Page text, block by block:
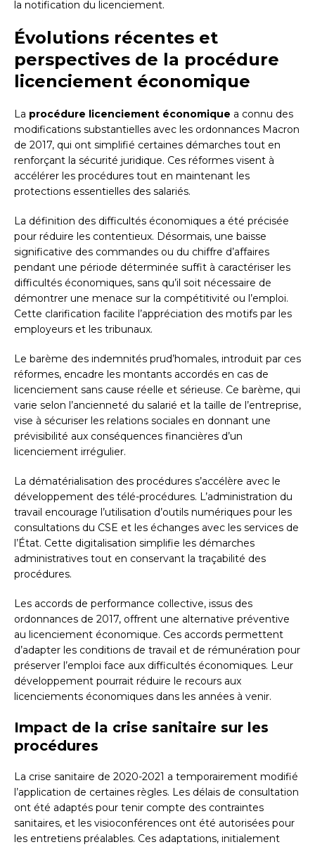
la notification du licenciement.
Évolutions récentes et
perspectives de la procédure
licenciement économique
La procédure licenciement économique a connu des
modifications substantielles avec les ordonnances Macron
de 2017, qui ont simplifié certaines démarches tout en
renforçant la sécurité juridique. Ces réformes visent à
accélérer les procédures tout en maintenant les
protections essentielles des salariés.
La définition des difficultés économiques a été précisée
pour réduire les contentieux. Désormais, une baisse
significative des commandes ou du chiffre d’affaires
pendant une période déterminée suffit à caractériser les
difficultés économiques, sans qu’il soit nécessaire de
démontrer une menace sur la compétitivité ou l’emploi.
Cette clarification facilite l’appréciation des motifs par les
employeurs et les tribunaux.
Le barème des indemnités prud’homales, introduit par ces
réformes, encadre les montants accordés en cas de
licenciement sans cause réelle et sérieuse. Ce barème, qui
varie selon l’ancienneté du salarié et la taille de l’entreprise,
vise à sécuriser les relations sociales en donnant une
prévisibilité aux conséquences financières d’un
licenciement irrégulier.
La dématérialisation des procédures s’accélère avec le
développement des télé-procédures. L’administration du
travail encourage l’utilisation d’outils numériques pour les
consultations du CSE et les échanges avec les services de
l’État. Cette digitalisation simplifie les démarches
administratives tout en conservant la traçabilité des
procédures.
Les accords de performance collective, issus des
ordonnances de 2017, offrent une alternative préventive
au licenciement économique. Ces accords permettent
d’adapter les conditions de travail et de rémunération pour
préserver l’emploi face aux difficultés économiques. Leur
développement pourrait réduire le recours aux
licenciements économiques dans les années à venir.
Impact de la crise sanitaire sur les
procédures
La crise sanitaire de 2020-2021 a temporairement modifié
l’application de certaines règles. Les délais de consultation
ont été adaptés pour tenir compte des contraintes
sanitaires, et les visioconférences ont été autorisées pour
les entretiens préalables. Ces adaptations, initialement